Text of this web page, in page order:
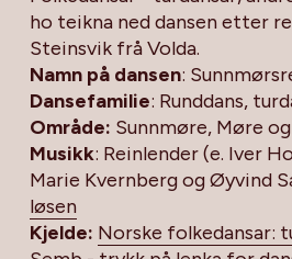
ho teikna ned dansen etter
Steinsvik frå Volda.
Namn på dansen:
Dansefamilie: Runddans,
Område: Sunnmøre, Møre
Musikk: Reinlender (e. Iver
Marie Kvernberg og Øyvind
løsen
Kjelde: Norske folkedansar: